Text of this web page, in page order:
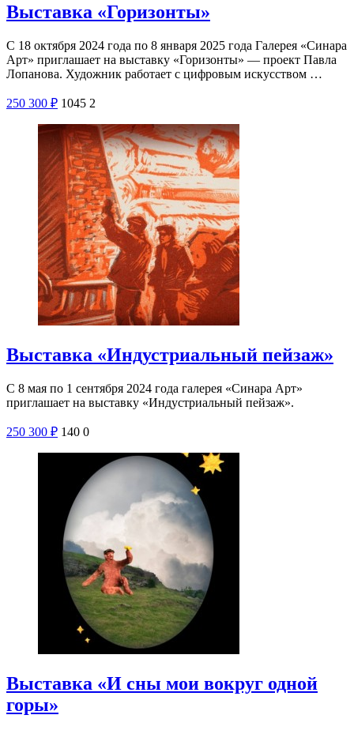
Выставка «Горизонты»
С 18 октября 2024 года по 8 января 2025 года Галерея «Синара
Арт» приглашает на выставку «Горизонты» — проект Павла
Лопанова. Художник работает с цифровым искусством …
250 300 ₽ 1045 2
Выставка «Индустриальный пейзаж»
С 8 мая по 1 сентября 2024 года галерея «Синара Арт»
приглашает на выставку «Индустриальный пейзаж».
250 300 ₽ 140 0
Выставка «И сны мои вокруг одной
горы»